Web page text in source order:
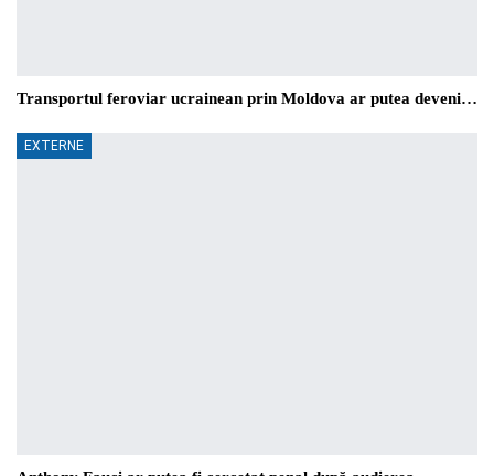
Transportul feroviar ucrainean prin Moldova ar putea deveni…
EXTERNE